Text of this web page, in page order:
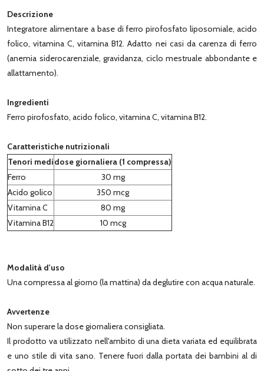
Descrizione
Integratore alimentare a base di ferro pirofosfato liposomiale, acido
folico, vitamina C, vitamina B12. Adatto nei casi da carenza di ferro
(anemia siderocarenziale, gravidanza, ciclo mestruale abbondante e
allattamento).
Ingredienti
Ferro pirofosfato, acido folico, vitamina C, vitamina B12.
Caratteristiche nutrizionali
Tenori medidose giornaliera (1 compressa)
Ferro
30 mg
Acido golico
350 mcg
Vitamina C
80 mg
Vitamina B12
10 mcg
Modalità d'uso
Una compressa al giorno (la mattina) da deglutire con acqua naturale.
Avvertenze
Non superare la dose giornaliera consigliata.
Il prodotto va utilizzato nell'ambito di una dieta variata ed equilibrata
e uno stile di vita sano. Tenere fuori dalla portata dei bambini al di